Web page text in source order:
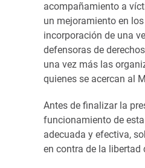
acompañamiento a
un mejoramiento en
incorporación de una
defensoras de
una vez más las
quienes se acercan al
Antes de finalizar la
funcionamiento de
adecuada y efectiva,
en contra de la libertad